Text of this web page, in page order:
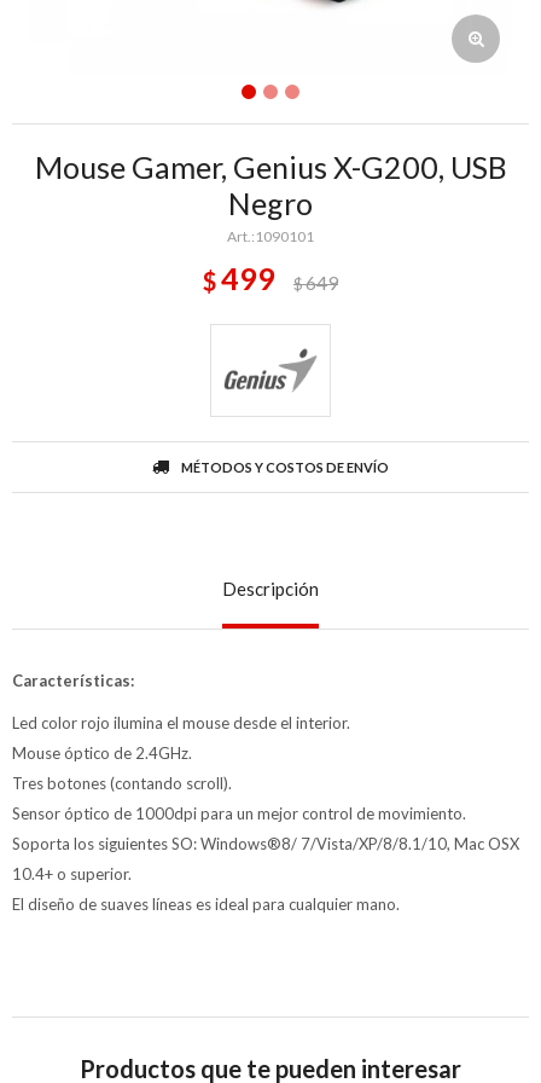
Mouse Gamer, Genius X-G200, USB
Negro
1090101
$499 $649
MÉTODOS Y COSTOS DE ENVÍO
Descripción
Características:
Led color rojo ilumina el mouse desde el interior.
Mouse óptico de 2.4GHz.
Tres botones (contando scroll).
Sensor óptico de 1000dpi para un mejor control de movimiento.
Soporta los siguientes SO: Windows®8/ 7/Vista/XP/8/8.1/10, Mac OSX
10.4+ o superior.
El diseño de suaves líneas es ideal para cualquier mano.
Productos que te pueden interesar